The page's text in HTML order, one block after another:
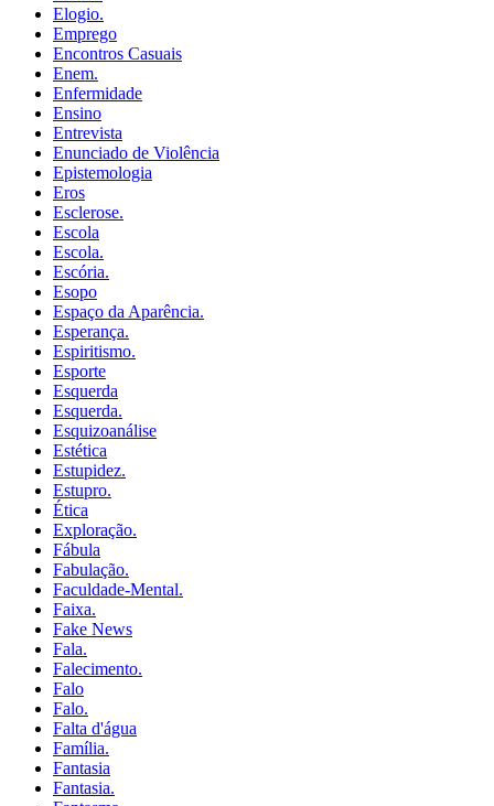
Elogio.
Emprego
Encontros Casuais
Enem.
Enfermidade
Ensino
Entrevista
Enunciado de Violência
Epistemologia
Eros
Esclerose.
Escola
Escola.
Escória.
Esopo
Espaço da Aparência.
Esperança.
Espiritismo.
Esporte
Esquerda
Esquerda.
Esquizoanálise
Estética
Estupidez.
Estupro.
Ética
Exploração.
Fábula
Fabulação.
Faculdade-Mental.
Faixa.
Fake News
Fala.
Falecimento.
Falo
Falo.
Falta d'água
Família.
Fantasia
Fantasia.